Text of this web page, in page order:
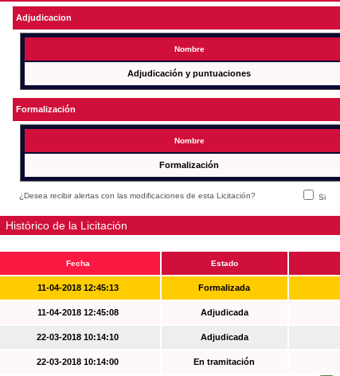
Adjudicacion
Nombre
Adjudicación y puntuaciones
Formalización
Nombre
Formalización
¿Desea recibir alertas con las modificaciones de esta Licitación? Si
Histórico de la Licitación
Fecha Estado
11-04-2018 12:45:13 Formalizada
11-04-2018 12:45:08 Adjudicada
22-03-2018 10:14:10 Adjudicada
22-03-2018 10:14:00 En tramitación